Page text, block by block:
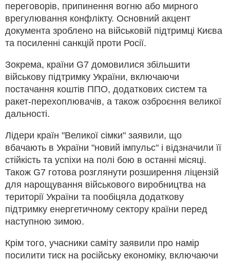
переговорів, припинення вогню або мирного
врегулювання конфлікту. Основний акцент
документа зроблено на військовій підтримці Києва
та посиленні санкцій проти Росії.
Зокрема, країни G7 домовилися збільшити
військову підтримку України, включаючи
постачання коштів ППО, додаткових систем та
ракет-перехоплювачів, а також озброєння великої
дальності.
Лідери країн "Великої сімки" заявили, що
вбачають в України "новий імпульс" і відзначили її
стійкість та успіхи на полі бою в останні місяці.
Також G7 готова розглянути розширення ліцензій
для нарощування військового виробництва на
території України та пообіцяла додаткову
підтримку енергетичному сектору країни перед
наступною зимою.
Крім того, учасники саміту заявили про намір
посилити тиск на російську економіку, включаючи